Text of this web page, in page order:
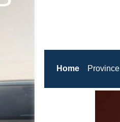
Home(current)
Province